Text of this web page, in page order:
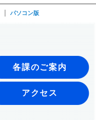
パソコン版
各課のご案内
アクセス